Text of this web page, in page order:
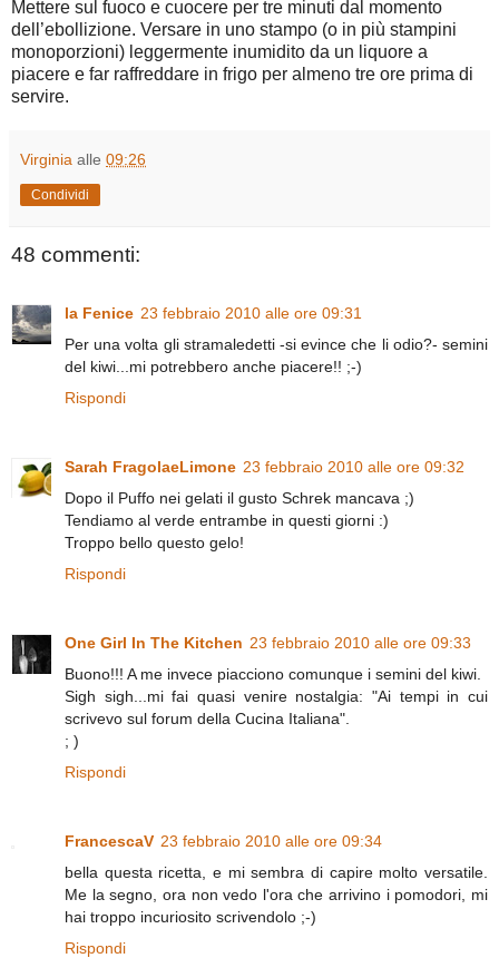
Mettere sul fuoco e cuocere per tre minuti dal momento
dell’ebollizione. Versare in uno stampo (o in più stampini
monoporzioni) leggermente inumidito da un liquore a
piacere e far raffreddare in frigo per almeno tre ore prima di
servire.
Virginia alle 09:26
Condividi
48 commenti:
la Fenice 23 febbraio 2010 alle ore 09:31
Per una volta gli stramaledetti -si evince che li odio?- semini
del kiwi...mi potrebbero anche piacere!! ;-)
Rispondi
Sarah FragolaeLimone 23 febbraio 2010 alle ore 09:32
Dopo il Puffo nei gelati il gusto Schrek mancava ;)
Tendiamo al verde entrambe in questi giorni :)
Troppo bello questo gelo!
Rispondi
One Girl In The Kitchen 23 febbraio 2010 alle ore 09:33
Buono!!! A me invece piacciono comunque i semini del kiwi.
Sigh sigh...mi fai quasi venire nostalgia: "Ai tempi in cui
scrivevo sul forum della Cucina Italiana".
; )
Rispondi
FrancescaV 23 febbraio 2010 alle ore 09:34
bella questa ricetta, e mi sembra di capire molto versatile.
Me la segno, ora non vedo l'ora che arrivino i pomodori, mi
hai troppo incuriosito scrivendolo ;-)
Rispondi